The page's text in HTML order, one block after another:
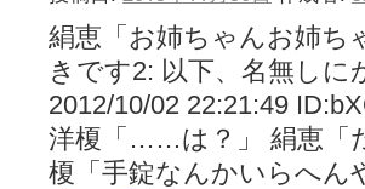
絹恵「お姉ちゃんお姉
きです2: 以下、名無し
2012/10/02 22:21:49
洋榎「……は？」 絹恵「
榎「手錠なんかいらへ